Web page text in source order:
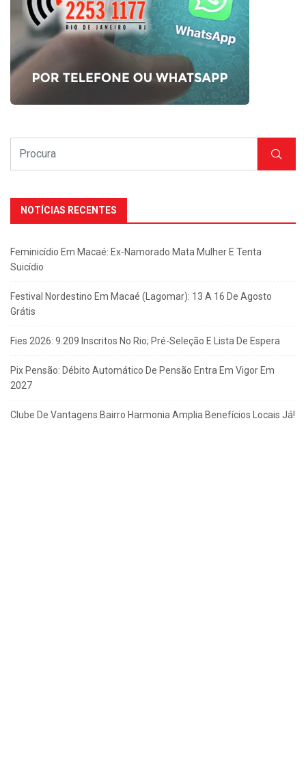
NOTÍCIAS RECENTES
Feminicídio Em Macaé: Ex-Namorado Mata Mulher E Tenta
Suicídio
Festival Nordestino Em Macaé (Lagomar): 13 A 16 De Agosto
Grátis
Fies 2026: 9.209 Inscritos No Rio; Pré-Seleção E Lista De Espera
Pix Pensão: Débito Automático De Pensão Entra Em Vigor Em
2027
Clube De Vantagens Bairro Harmonia Amplia Benefícios Locais Já!